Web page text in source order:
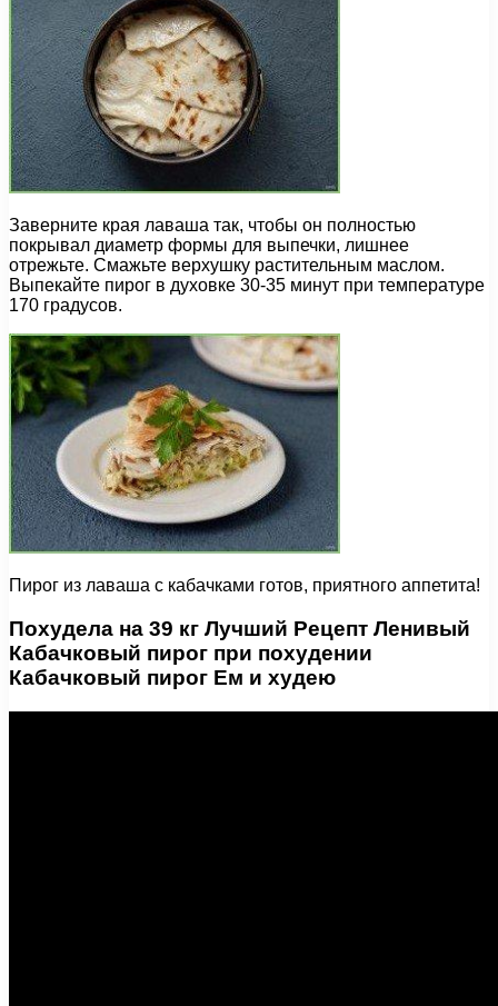
Заверните края лаваша так, чтобы он полностью
покрывал диаметр формы для выпечки, лишнее
отрежьте. Смажьте верхушку растительным маслом.
Выпекайте пирог в духовке 30-35 минут при температуре
170 градусов.
Пирог из лаваша с кабачками готов, приятного аппетита!
Похудела на 39 кг Лучший Рецепт Ленивый
Кабачковый пирог при похудении
Кабачковый пирог Ем и худею